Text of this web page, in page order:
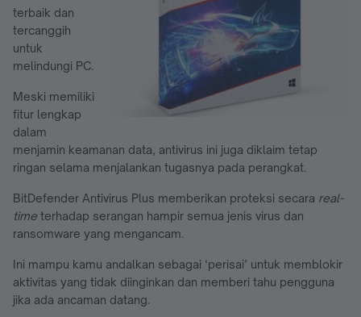
terbaik dan
tercanggih
untuk
melindungi PC.
Meski memiliki
fitur lengkap
dalam
menjamin keamanan data, antivirus ini juga diklaim tetap
ringan selama menjalankan tugasnya pada perangkat.
BitDefender Antivirus Plus memberikan proteksi secara real-
time terhadap serangan hampir semua jenis virus dan
ransomware yang mengancam.
Ini mampu kamu andalkan sebagai ‘perisai’ untuk memblokir
aktivitas yang tidak diinginkan dan memberi tahu pengguna
jika ada ancaman datang.